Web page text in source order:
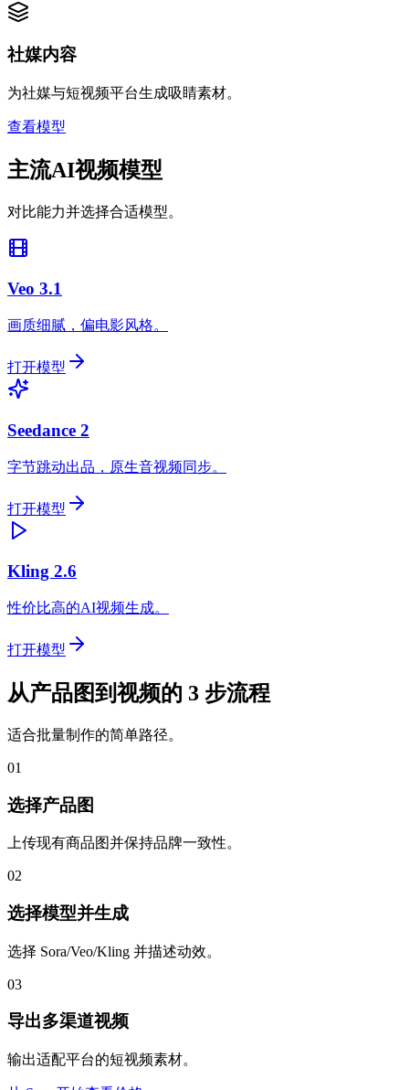
社媒内容
为社媒与短视频平台生成吸睛素材。
查看模型
主流AI视频模型
对比能力并选择合适模型。
Veo 3.1
画质细腻，偏电影风格。
打开模型
Seedance 2
字节跳动出品，原生音视频同步。
打开模型
Kling 2.6
性价比高的AI视频生成。
打开模型
从产品图到视频的 3 步流程
适合批量制作的简单路径。
01
选择产品图
上传现有商品图并保持品牌一致性。
02
选择模型并生成
选择 Sora/Veo/Kling 并描述动效。
03
导出多渠道视频
输出适配平台的短视频素材。